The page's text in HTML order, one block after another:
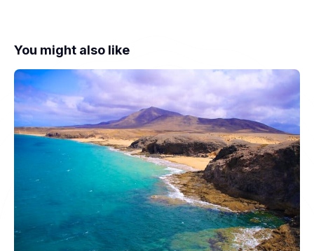
You might also like